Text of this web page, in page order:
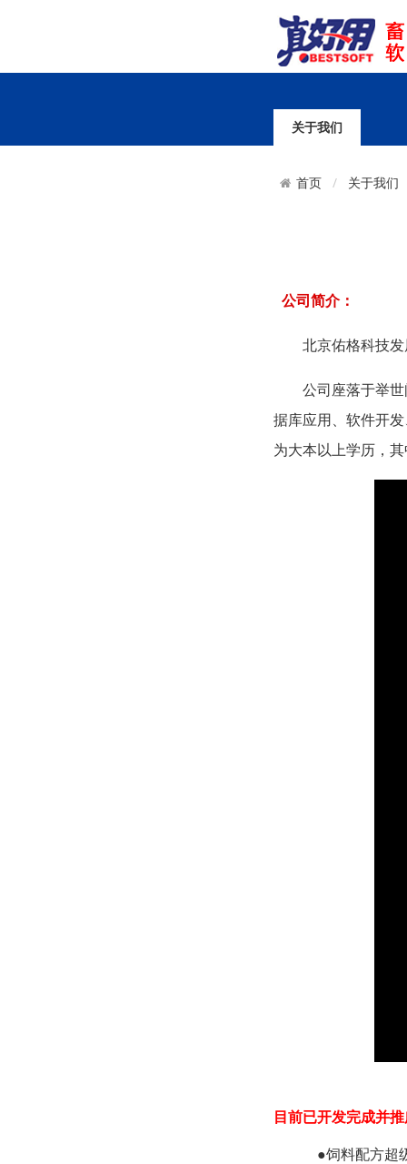
关于我们
首页 关于我们
公司简介：
北京佑格科技发展
公司座落于举世闻
据库应用、软件开
为大本以上学历，
目前已开发完成并
●饲料配方超